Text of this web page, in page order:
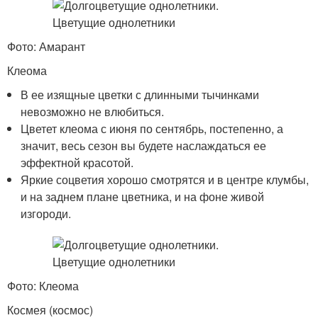
Фото: Амарант
Клеома
В ее изящные цветки с длинными тычинками
невозможно не влюбиться.
Цветет клеома с июня по сентябрь, постепенно, а
значит, весь сезон вы будете наслаждаться ее
эффектной красотой.
Яркие соцветия хорошо смотрятся и в центре клумбы,
и на заднем плане цветника, и на фоне живой
изгороди.
Фото: Клеома
Космея (космос)